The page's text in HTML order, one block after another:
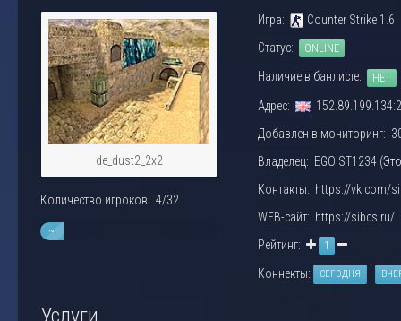
de_dust2_2x2
Количество игроков: 4/32
~
Игра:
Counter Strike 1.6
Статус:
ONLINE
Наличие в банлисте: НЕТ
Адрес:
Добавлен в мониторинг:
Владелец: EGOIST1234 (
Контакты: https://vk.com/
WEB-сайт: https://sibcs.ru/
Рейтинг:
1
Коннекты: СЕГОДНЯ
Услуги